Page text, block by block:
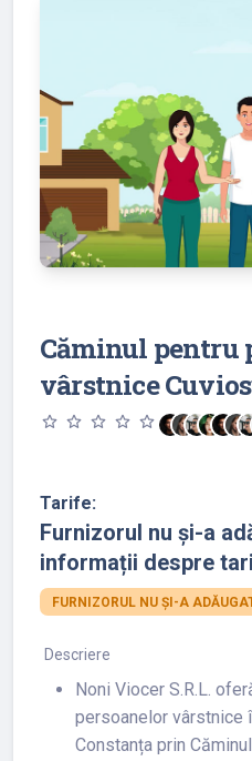
Căminul pentru
vârstnice
star_outline star_outline star_outline star_outline star_outline
Tarife:
Furnizorul nu și-a
informații despre
FURNIZORUL NU ȘI-A
Descriere
Noni Viocer S.R.L.
persoanelor vârstnice
Constanța prin